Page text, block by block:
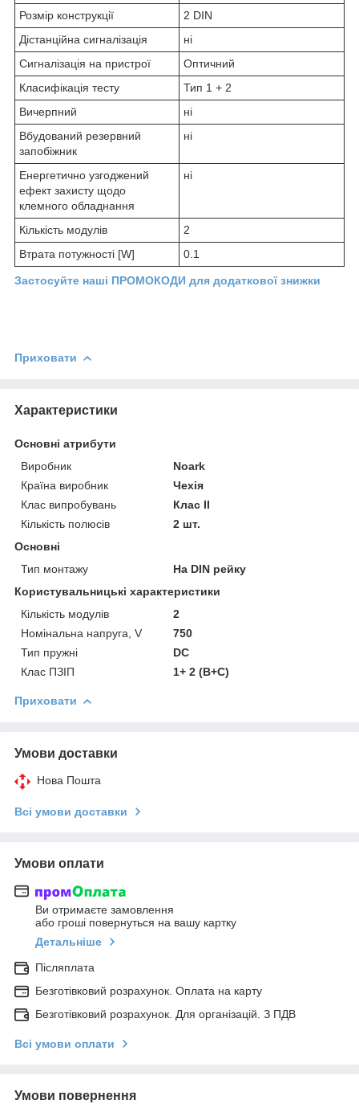
Розмір конструкції
2 DIN
Дістанційна сигналізація
ні
Сигналізація на пристрої
Оптичний
Класифікація тесту
Тип 1 + 2
Вичерпний
ні
Вбудований резервний
запобіжник
ні
Енергетично узгоджений
ефект захисту щодо
клемного обладнання
ні
Кількість модулів
2
Втрата потужності [W]
0.1
Застосуйте наші ПРОМОКОДИ для додаткової знижки
Приховати
Характеристики
Основні атрибути
Виробник
Noark
Країна виробник
Чехія
Клас випробувань
Клас II
Кількість полюсів
2 шт.
Основні
Тип монтажу
На DIN рейку
Користувальницькі характеристики
Кількість модулів
2
Номінальна напруга, V
750
Тип пружні
DC
Клас ПЗІП
1+ 2 (B+C)
Приховати
Умови доставки
Нова Пошта
Всі умови доставки
Умови оплати
Ви отримаєте замовлення
або гроші повернуться на вашу картку
Детальніше
Післяплата
Безготівковий розрахунок. Оплата на карту
Безготівковий розрахунок. Для організацій. З ПДВ
Всі умови оплати
Умови повернення